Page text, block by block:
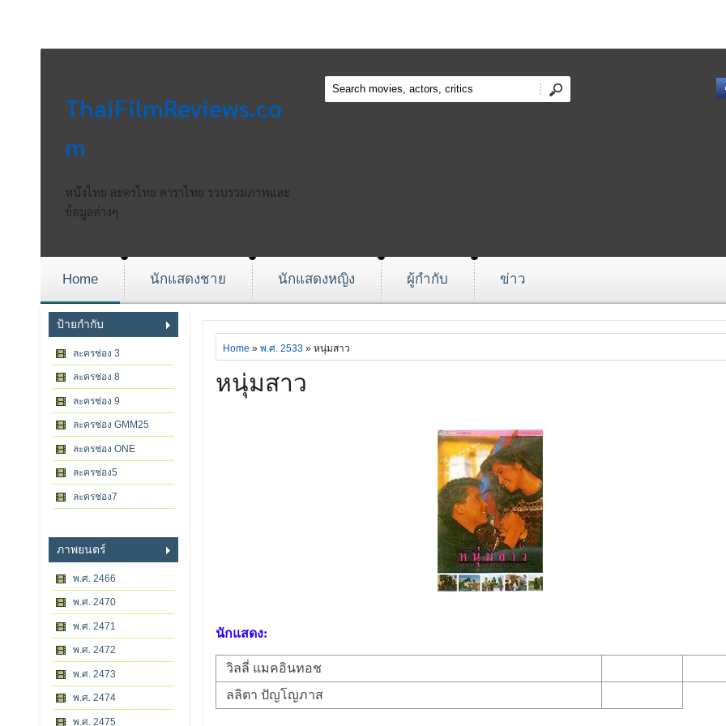
ThaiFilmReviews.co
m
หนังไทย ละครไทย ดาราไทย รวบรวมภาพและ
ข้อมูลต่างๆ
Home นักแสดงชาย นักแสดงหญิง ผู้กำกับ ข่าว
ป้ายกำกับ
ละครช่อง 3
ละครช่อง 8
ละครช่อง 9
ละครช่อง GMM25
ละครช่อง ONE
ละครช่อง5
ละครช่อง7
ภาพยนตร์
พ.ศ. 2466
พ.ศ. 2470
พ.ศ. 2471
พ.ศ. 2472
พ.ศ. 2473
พ.ศ. 2474
พ.ศ. 2475
Home » พ.ศ. 2533» หนุ่มสาว
หนุ่มสาว
นักแสดง:
วิลลี่ แมคอินทอช
ลลิตา ปัญโญภาส